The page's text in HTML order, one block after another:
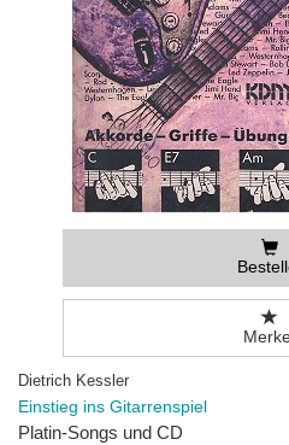
Dietrich Kessler
Einstieg ins Gitarrenspiel
Platin-Songs und CD